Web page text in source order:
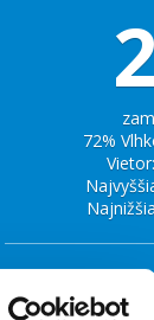
72%
°
SOB
°
NED